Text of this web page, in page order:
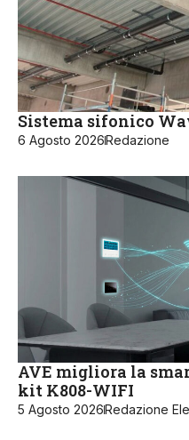
Sistema sifonico
6 Agosto 2026Redazione
AVE migliora la
kit K808-WIFI
5 Agosto 2026Redazione